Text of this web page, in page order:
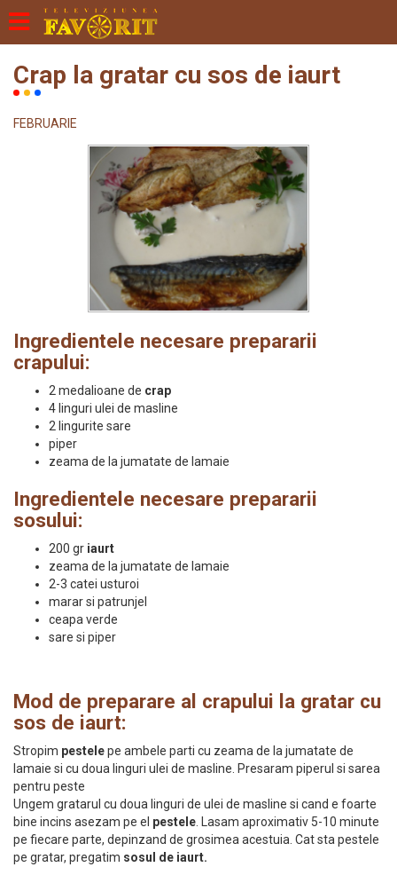
Crap la gratar cu sos de iaurt
FEBRUARIE
Ingredientele necesare prepararii
crapului:
2 medalioane de crap
4 linguri ulei de masline
2 lingurite sare
piper
zeama de la jumatate de lamaie
Ingredientele necesare prepararii
sosului:
200 gr iaurt
zeama de la jumatate de lamaie
2-3 catei usturoi
marar si patrunjel
ceapa verde
sare si piper
Mod de preparare al crapului la gratar cu
sos de iaurt:
Stropim pestelepe ambele parti cu zeama de la jumatate de
lamaie si cu doua linguri ulei de masline. Presaram piperul si sarea
pentru peste
Ungem gratarul cu doua linguri de ulei de masline si cand e foarte
bine incins asezam pe el pestele . Lasam aproximativ 5-10 minute
pe fiecare parte, depinzand de grosimea acestuia. Cat sta pestele
pe gratar, pregatim sosul de iaurt.